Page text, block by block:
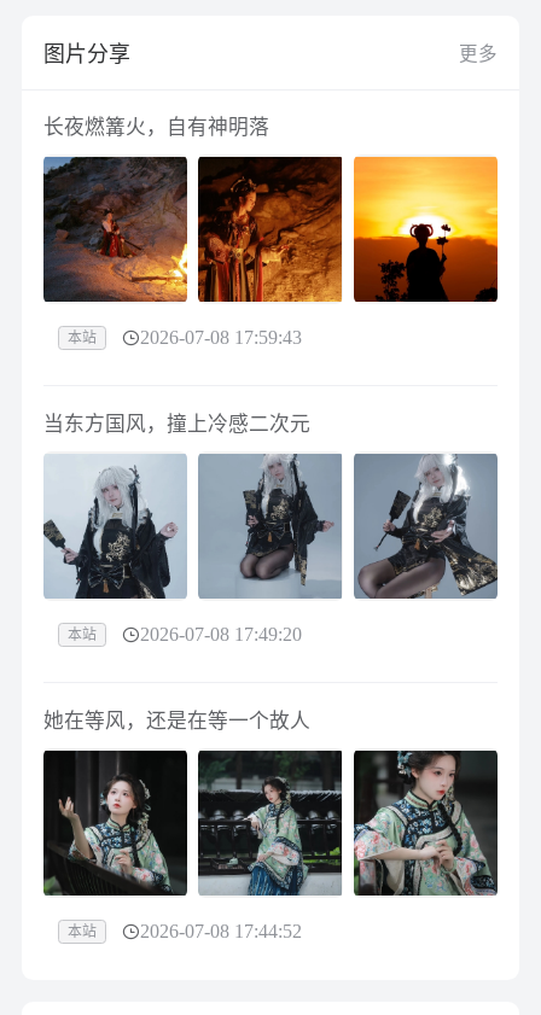
图片分享 更多
长夜燃篝火，自有神明落
本站 2026-07-08 17:59:43
当东方国风，撞上冷感二次元
本站 2026-07-08 17:49:20
她在等风，还是在等一个故人
本站 2026-07-08 17:44:52